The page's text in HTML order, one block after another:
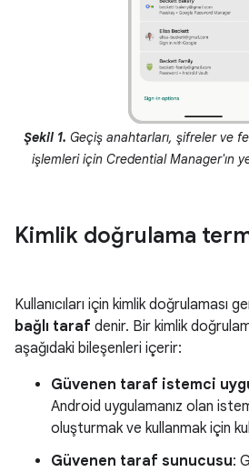
Şekil 1. Geçiş anahtarları, şifreler ve
işlemleri için Credential Manager'ın
Kimlik doğrulama
Kullanıcıları için kimlik doğrulaması
bağlı taraf denir. Bir kimlik
aşağıdaki bileşenleri içerir:
Güvenen taraf istemci
Android uygulamanız olan
oluşturmak ve kullanmak için
Güvenen taraf sunucusu: